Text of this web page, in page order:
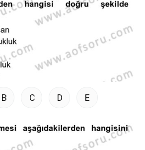
B C D E